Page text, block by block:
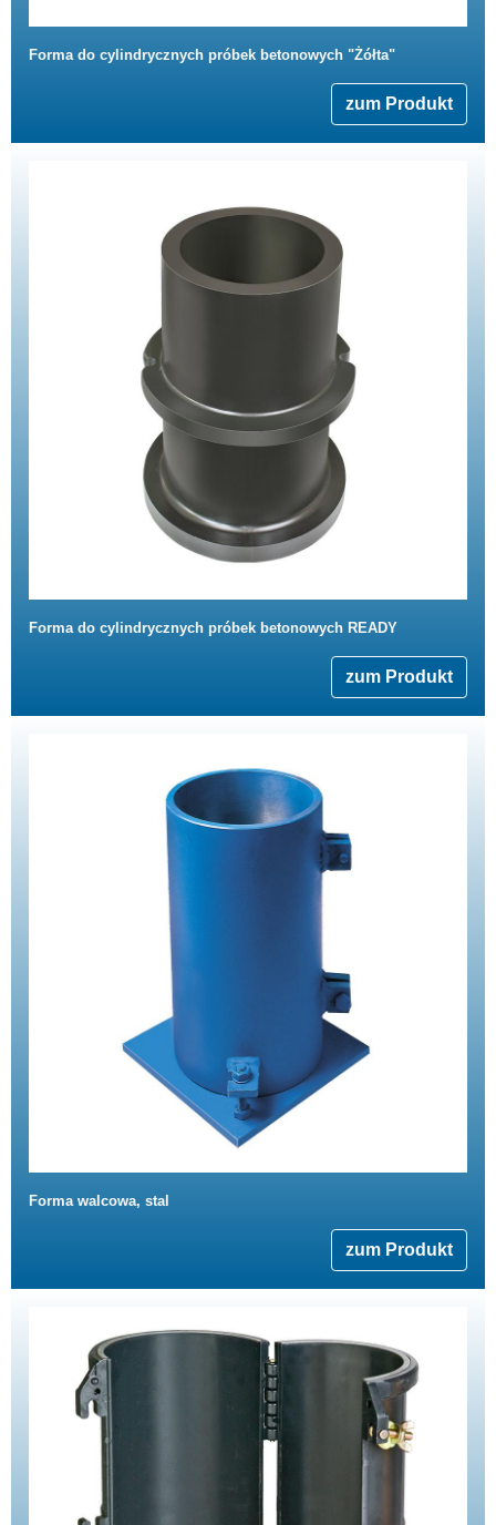
Forma do cylindrycznych próbek betonowych "Żółta"
zum Produkt
Forma do cylindrycznych próbek betonowych READY
zum Produkt
Forma walcowa, stal
zum Produkt